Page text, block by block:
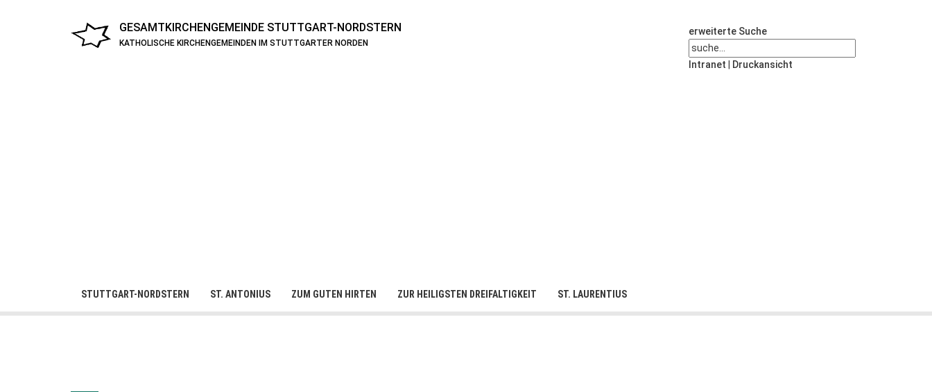
GESAMTKIRCHENGEMEINDE STUTTGART-NORDSTERN
KATHOLISCHE KIRCHENGEMEINDEN IM STUTTGARTER NORDEN
erweiterte Suche
Intranet Druckansicht
STUTTGART-NORDSTERN ST. ANTONIUS ZUM GUTEN HIRTEN ZUR HEILIGSTEN DREIFALTIGKEIT ST. LAURENTIUS